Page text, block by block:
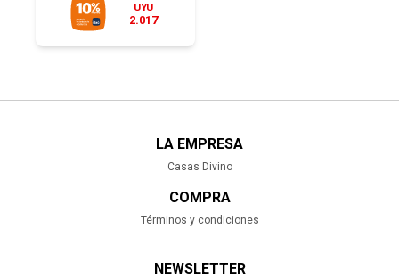
UYU
2.017
LA EMPRESA
Casas Divino
COMPRA
Términos y condiciones
NEWSLETTER